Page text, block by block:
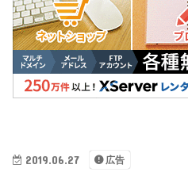
2019.06.27 広告